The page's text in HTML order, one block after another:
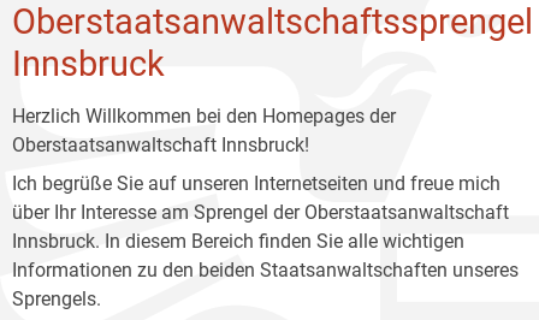
Oberstaatsanwaltschaftssprengel
Innsbruck
Herzlich Willkommen bei den Homepages der
Oberstaatsanwaltschaft Innsbruck!
Ich begrüße Sie auf unseren Internetseiten und freue mich
über Ihr Interesse am Sprengel der Oberstaatsanwaltschaft
Innsbruck. In diesem Bereich finden Sie alle wichtigen
Informationen zu den beiden Staatsanwaltschaften unseres
Sprengels.